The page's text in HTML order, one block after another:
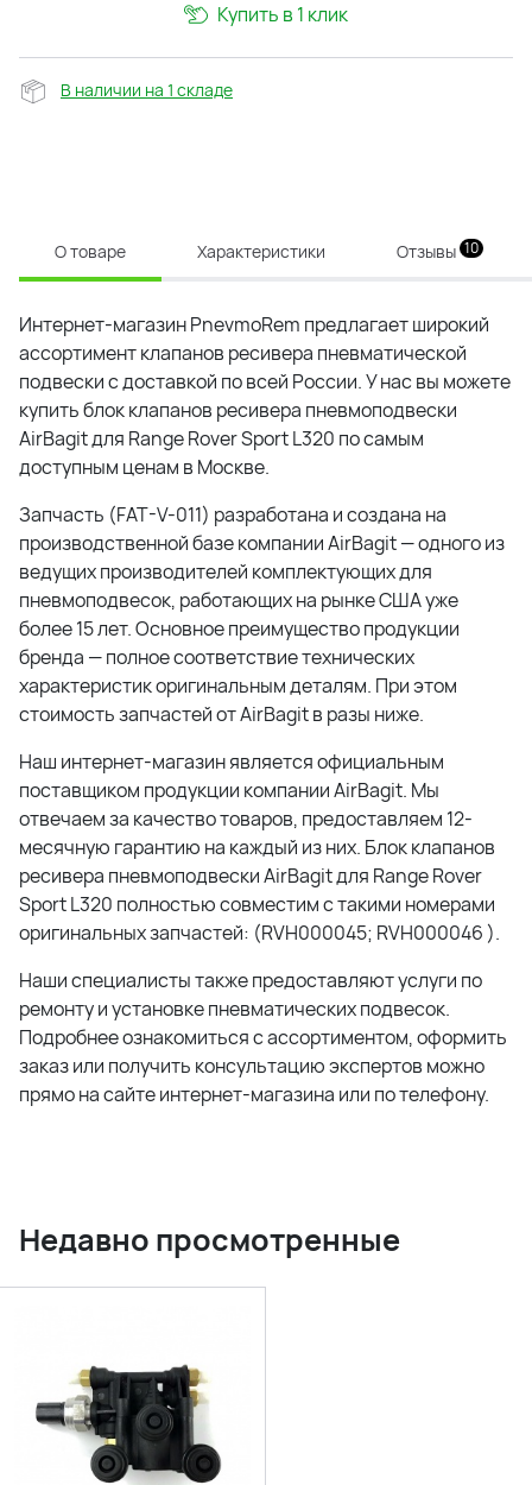
Купить в 1 клик
В наличии на 1 складе
О товаре Характеристики Отзывы 10
Интернет-магазин PnevmoRem предлагает широкий
ассортимент клапанов ресивера пневматической
подвески с доставкой по всей России. У нас вы можете
купить блок клапанов ресивера пневмоподвески
AirBagit для Range Rover Sport L320 по самым
доступным ценам в Москве.
Запчасть (FAT-V-011) разработана и создана на
производственной базе компании AirBagit — одного из
ведущих производителей комплектующих для
пневмоподвесок, работающих на рынке США уже
более 15 лет. Основное преимущество продукции
бренда — полное соответствие технических
характеристик оригинальным деталям. При этом
стоимость запчастей от AirBagit в разы ниже.
Наш интернет-магазин является официальным
поставщиком продукции компании AirBagit. Мы
отвечаем за качество товаров, предоставляем 12-
месячную гарантию на каждый из них. Блок клапанов
ресивера пневмоподвески AirBagit для Range Rover
Sport L320 полностью совместим с такими номерами
оригинальных запчастей: (RVH000045; RVH000046 ).
Наши специалисты также предоставляют услуги по
ремонту и установке пневматических подвесок.
Подробнее ознакомиться с ассортиментом, оформить
заказ или получить консультацию экспертов можно
прямо на сайте интернет-магазина или по телефону.
Недавно просмотренные